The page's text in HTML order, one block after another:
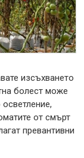
изсъхването
болест може
от смърт
превантивни